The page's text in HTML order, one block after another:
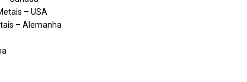
– USA
– Alemanha